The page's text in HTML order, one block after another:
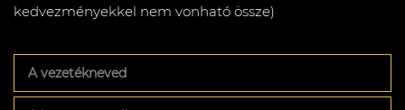
kedvezményekkel nem vonható össze)
vezetékneved